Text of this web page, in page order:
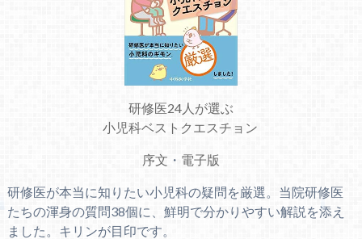
研修医24人が選ぶ
小児科ベストクエスチョン
序文 ・ 電子版
研修医が本当に知りたい小児科の疑問を厳選。当院研修医
たちの渾身の質問38個に、鮮明で分かりやすい解説を添え
ました。キリンが目印です。